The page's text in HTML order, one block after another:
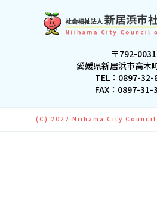
〒792-0031
愛媛県新居浜市高木
TEL： 0897-32-
FAX：0897-31-
(C) 2022 Niihama City